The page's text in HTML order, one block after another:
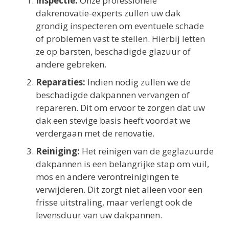
dakrenovatie-experts zullen uw dak
grondig inspecteren om eventuele schade
of problemen vast te stellen. Hierbij letten
ze op barsten, beschadigde glazuur of
andere gebreken.
Reparaties: Indien nodig zullen we de
beschadigde dakpannen vervangen of
repareren. Dit om ervoor te zorgen dat uw
dak een stevige basis heeft voordat we
verdergaan met de renovatie.
Reiniging: Het reinigen van de geglazuurde
dakpannen is een belangrijke stap om vuil,
mos en andere verontreinigingen te
verwijderen. Dit zorgt niet alleen voor een
frisse uitstraling, maar verlengt ook de
levensduur van uw dakpannen.